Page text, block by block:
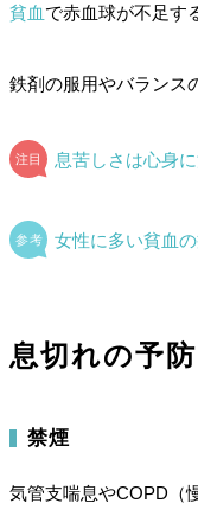
貧血 で赤血球が不足す
鉄剤の服用やバランス
息苦しさは心身
女性に多い貧血
息切れの予防
禁煙
気管支喘息やCOPD（